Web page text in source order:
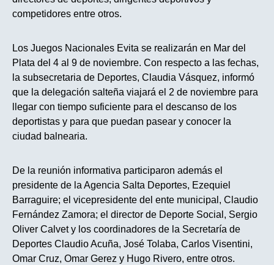
competidores entre otros.
Los Juegos Nacionales Evita se realizarán en Mar del
Plata del 4 al 9 de noviembre. Con respecto a las fechas,
la subsecretaria de Deportes, Claudia Vásquez, informó
que la delegación salteña viajará el 2 de noviembre para
llegar con tiempo suficiente para el descanso de los
deportistas y para que puedan pasear y conocer la
ciudad balnearia.
De la reunión informativa participaron además el
presidente de la Agencia Salta Deportes, Ezequiel
Barraguire; el vicepresidente del ente municipal, Claudio
Fernández Zamora; el director de Deporte Social, Sergio
Oliver Calvet y los coordinadores de la Secretaría de
Deportes Claudio Acuña, José Tolaba, Carlos Visentini,
Omar Cruz, Omar Gerez y Hugo Rivero, entre otros.